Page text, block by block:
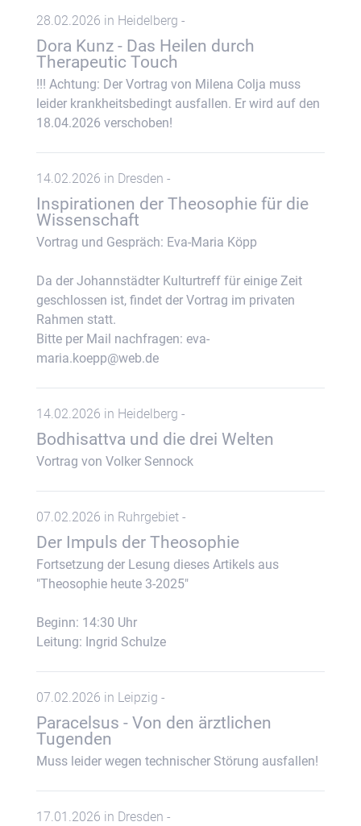
28.02.2026 in Heidelberg -
Dora Kunz - Das Heilen durch
Therapeutic Touch
!!! Achtung: Der Vortrag von Milena Colja muss
leider krankheitsbedingt ausfallen. Er wird auf den
18.04.2026 verschoben!
14.02.2026 in Dresden -
Inspirationen der Theosophie für die
Wissenschaft
Vortrag und Gespräch: Eva-Maria Köpp
Da der Johannstädter Kulturtreff für einige Zeit
geschlossen ist, findet der Vortrag im privaten
Rahmen statt.
Bitte per Mail nachfragen: eva-
maria.koepp@web.de
14.02.2026 in Heidelberg -
Bodhisattva und die drei Welten
Vortrag von Volker Sennock
07.02.2026 in Ruhrgebiet -
Der Impuls der Theosophie
Fortsetzung der Lesung dieses Artikels aus
"Theosophie heute 3-2025"
Beginn: 14:30 Uhr
Leitung: Ingrid Schulze
07.02.2026 in Leipzig -
Paracelsus - Von den ärztlichen
Tugenden
Muss leider wegen technischer Störung ausfallen!
17.01.2026 in Dresden -